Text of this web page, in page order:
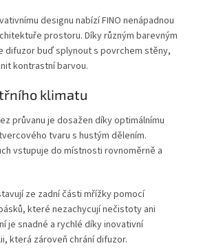
designu nabízí FINO nenápadnou
prostoru. Díky různým barevným
difuzor buď splynout s povrchem stěny,
kontrastní barvou.
klimatu
průvanu je dosažen díky optimálnímu
tvaru s hustým dělením.
vstupuje do místnosti rovnoměrně a
ze zadní části mřížky pomocí
které nezachycují nečistoty ani
je snadné a rychlé díky inovativní
která zároveň chrání difuzor.